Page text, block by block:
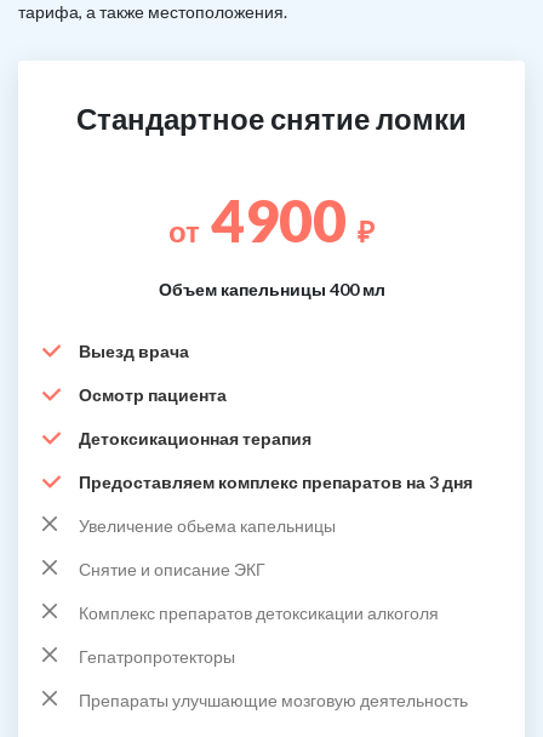
тарифа, а также местоположения.
Стандартное снятие ломки
от 4900 ₽
Объем капельницы 400 мл
Выезд врача
Осмотр пациента
Детоксикационная терапия
Предоставляем комплекс препаратов на 3 дня
Увеличение обьема капельницы
Снятие и описание ЭКГ
Комплекс препаратов детоксикации алкоголя
Гепатропротекторы
Препараты улучшающие мозговую деятельность